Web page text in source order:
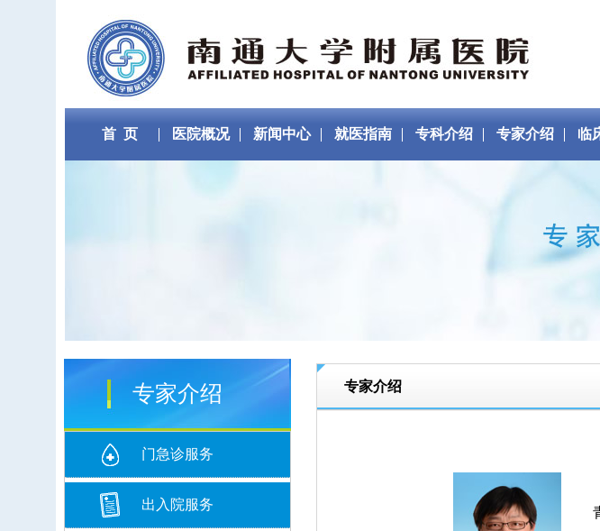
首 页 医院概况 新闻中心 就医指南 专科介绍 专家介绍 临
专家介绍
门急诊服务
出入院服务
专家介绍